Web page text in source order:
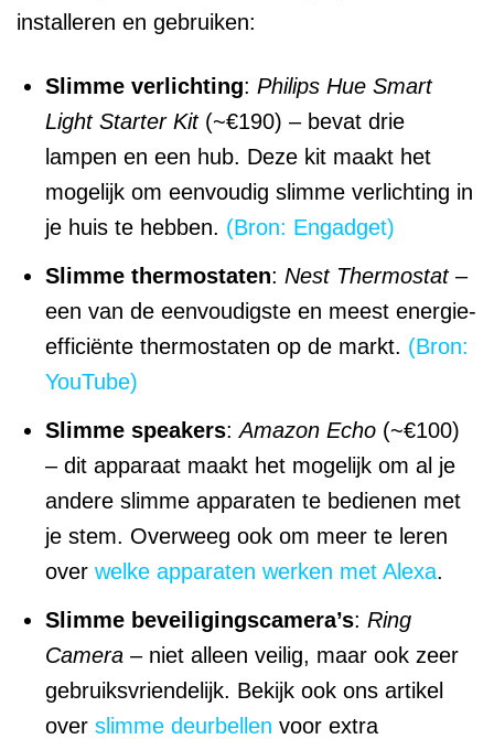
installeren en gebruiken:
Slimme verlichting: Philips Hue Smart
Light Starter Kit(~€190) – bevat drie
lampen en een hub. Deze kit maakt het
mogelijk om eenvoudig slimme verlichting in
je huis te hebben. (Bron: Engadget)
Slimme thermostaten: Nest Thermostat–
een van de eenvoudigste en meest energie-
efficiënte thermostaten op de markt. (Bron:
YouTube)
Slimme speakers:Amazon Echo (~€100)
– dit apparaat maakt het mogelijk om al je
andere slimme apparaten te bedienen met
je stem. Overweeg ook om meer te leren
over welke apparaten werken met Alexa.
Slimme beveiligingscamera’s: Ring
Camera – niet alleen veilig, maar ook zeer
gebruiksvriendelijk. Bekijk ook ons artikel
over slimme deurbellen voor extra